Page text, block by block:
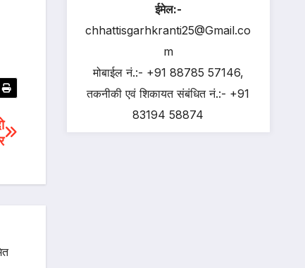
ईमेल:-
chhattisgarhkranti25@Gmail.co
m
मोबाईल नं.:- +91 88785 57146,
तकनीकी एवं शिकायत संबंधित नं.:- +91
83194 58874